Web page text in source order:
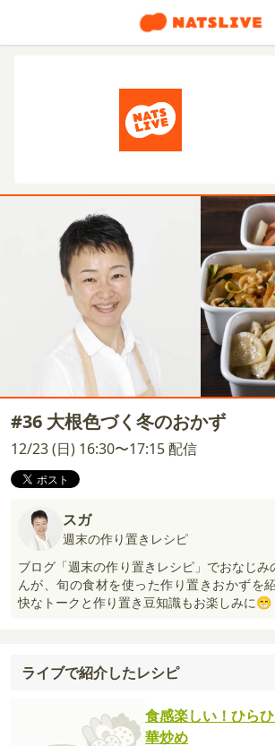
#36 大根色づく冬のおかず
12/23 (日) 16:30〜17:15 配信
スガ
週末の作り置きレシピ
ブログ「週末の作り置きレシピ」でおなじみ
んが、旬の食材を使った作り置きおかずを
快なトークと作り置き豆知識もお楽しみに😁
ライブで紹介したレシピ
食感楽しい！ひら
華炒め